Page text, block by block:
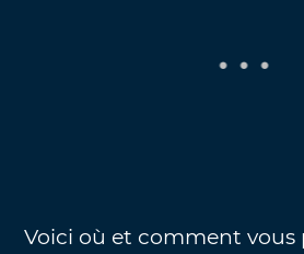
Voici où et comment vous